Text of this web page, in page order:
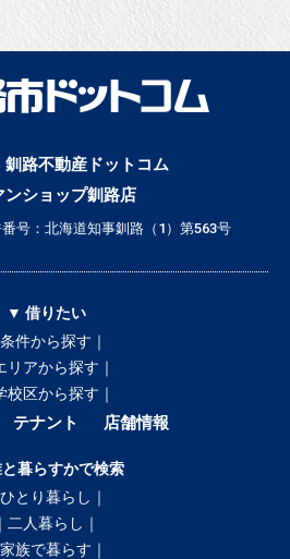
路不動産ドットコム
ンショップ釧路店
号：北海道知事釧路（1）第563号
▼ 借りたい
条件から探す｜
リアから探す｜
校区から探す｜
テナント 店舗情報
暮らすかで検索
ひとり暮らし｜
｜二人暮らし｜
家族で暮らす｜